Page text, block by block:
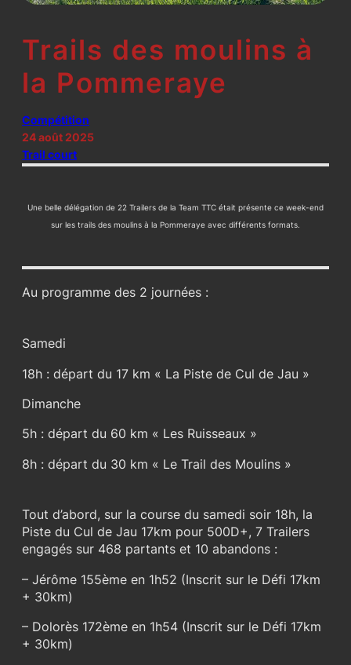
Trails des moulins à
la Pommeraye
Compétition
24 août 2025
Trail court
Une belle délégation de 22 Trailers de la Team TTC était présente ce week-end
sur les trails des moulins à la Pommeraye avec différents formats.
Au programme des 2 journées :
Samedi
18h : départ du 17 km « La Piste de Cul de Jau »
Dimanche
5h : départ du 60 km « Les Ruisseaux »
8h : départ du 30 km « Le Trail des Moulins »
Tout d’abord, sur la course du samedi soir 18h, la
Piste du Cul de Jau 17km pour 500D+, 7 Trailers
engagés sur 468 partants et 10 abandons :
– Jérôme 155ème en 1h52 (Inscrit sur le Défi 17km
+ 30km)
– Dolorès 172ème en 1h54 (Inscrit sur le Défi 17km
+ 30km)